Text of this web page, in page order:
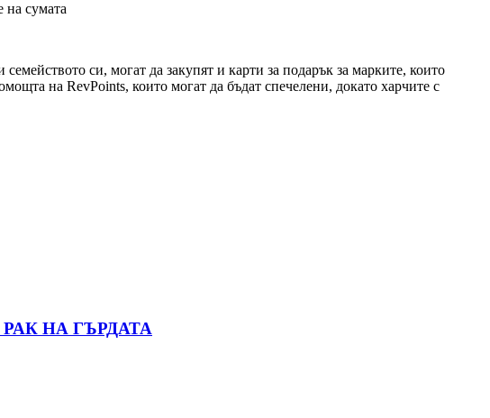
на сумата
си, могат да закупят и карти за подарък за марките, които
на RevPoints, които могат да бъдат спечелени, докато харчите с
НА ГЪРДАТА